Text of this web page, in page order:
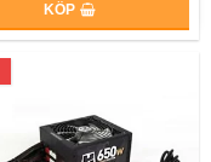
KÖP